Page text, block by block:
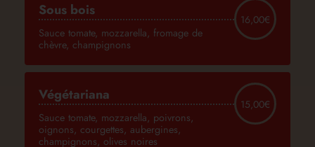
Sous bois
16,00€
Sauce tomate, mozzarella, fromage de
chèvre, champignons
Végétariana
15,00€
Sauce tomate, mozzarella, poivrons,
oignons, courgettes, aubergines,
champignons, olives noires